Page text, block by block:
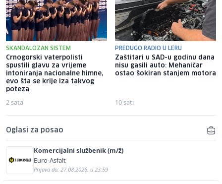
SKANDALOZAN SISTEM
Crnogorski vaterpolisti
spustili glavu za vrijeme
intoniranja nacionalne himne,
evo šta se krije iza takvog
poteza
2 sata
PREDUGO RADIO U LERU
Zaštitari u SAD-u godinu dana
nisu gasili auto: Mehaničar
ostao šokiran stanjem motora
10 sati
Oglasi za posao
Komercijalni službenik (m/ž)
Euro-Asfalt
Prijava do: 27.08.2026. u 23:59